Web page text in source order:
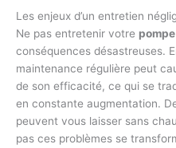
Les enjeux d’un entretien
Ne pas entretenir votre
conséquences désastreuses.
maintenance régulière peut
de son efficacité, ce qui se
en constante augmentation.
peuvent vous laisser sans
pas ces problèmes se